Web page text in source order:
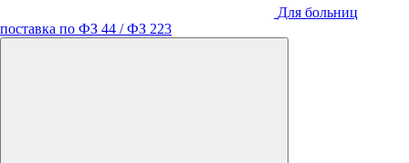
Для больниц
поставка по ФЗ 44 / ФЗ 223